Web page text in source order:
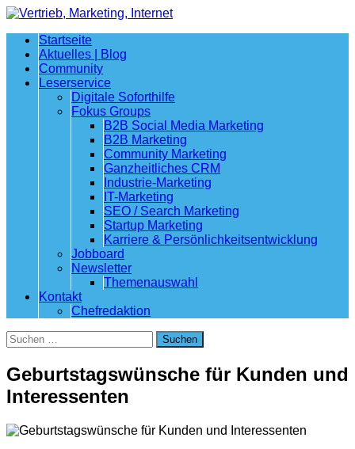
Startseite
Aktuelles | Blog
Community
Leserservice
Digitale Soforthilfe
Fokus Groups
B2B Social Media Marketing
B2B Marketing
Community Marketing
Ganzheitliches CRM
Industrie-Marketing
IT-Marketing
SEO / Search Marketing
Startup Marketing
Karriere & Persönlichkeitsentwicklung
Jobboard
Newsletter
Themenauswahl
Kontakt
Chefredaktion
Suchen
nach:
Geburtstagswünsche für Kunden und
Interessenten